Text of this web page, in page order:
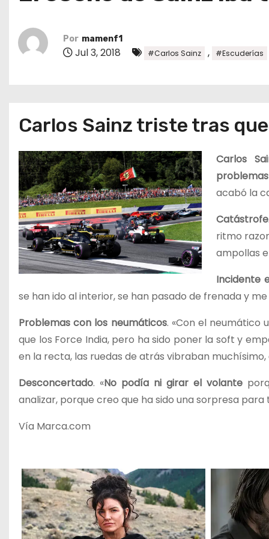
Por mamenf1
Jul 3, 2018 #Carlos Sainz , #Escuderías
Carlos Sainz triste tras
Carlos
acabó la
Catástrofe
ritmo
ampollas
Incidente
se han ido al interior, se han pasado de frenada y
Problemas con los neumáticos. «Con el neumático
que los Force India, pero ha sido poner la soft y
en la recta, las ruedas de atrás vibraban
Desconcertado. «No podía ni girar el volante
analizar, porque creo que ha sido una sorpresa para
Vía Marca.com